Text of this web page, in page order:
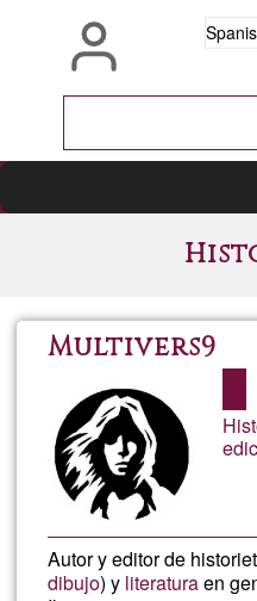
Multivers9
Autor y editor de
dibujo) y literaturaen